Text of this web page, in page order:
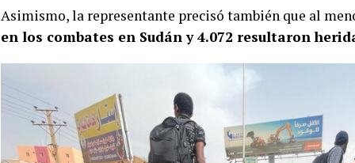
Asimismo, la representante precisó también que al
en los combates en Sudán y 4.072 resultaron